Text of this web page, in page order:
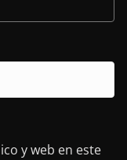
y web en este